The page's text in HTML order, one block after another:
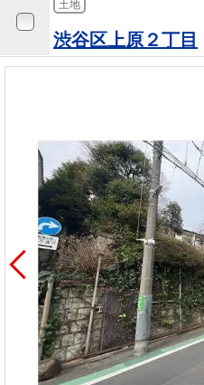
土地
渋谷区上原２丁目